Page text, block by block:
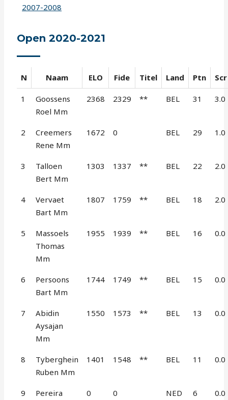
2007-2008
Open 2020-2021
N Naam ELO Fide Titel Land Ptn Scr
1
Goossens
Roel Mm
2368 2329 ** BEL 31 3.0
2
Creemers
Rene Mm
1672 0 BEL 29 1.0
3
Talloen
Bert Mm
1303 1337 ** BEL 22 2.0
4
Vervaet
Bart Mm
1807 1759 ** BEL 18 2.0
5
Massoels
Thomas
Mm
1955 1939 ** BEL 16 0.0
6
Persoons
Bart Mm
1744 1749 ** BEL 15 0.0
7
Abidin
Aysajan
Mm
1550 1573 ** BEL 13 0.0
8
Tyberghein
Ruben Mm
1401 1548 ** BEL 11 0.0
9
Pereira
0 0 NED 6 0.0